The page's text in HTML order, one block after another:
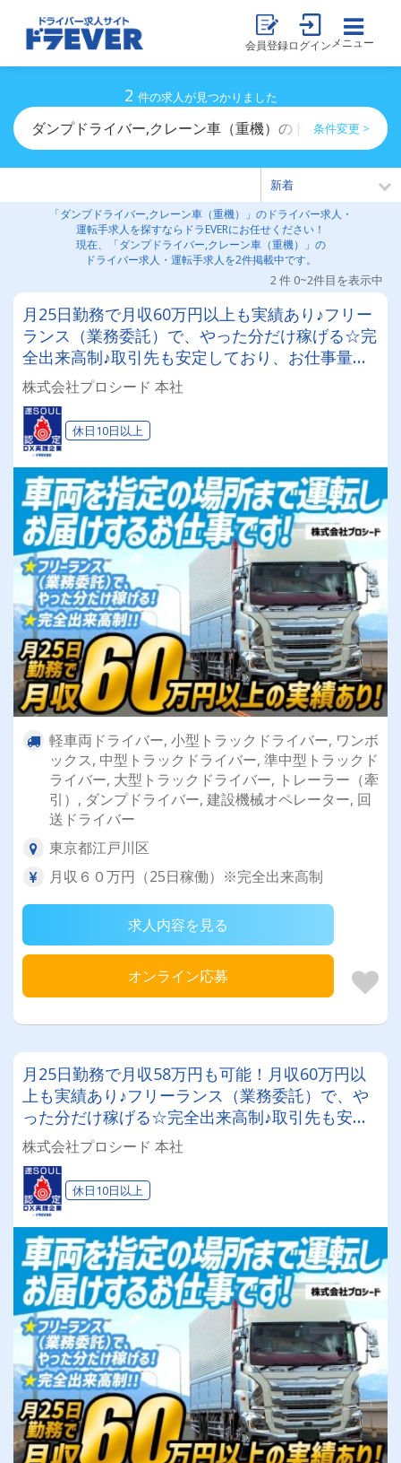
会員登録ログイン メニュー
2 件の求人が見つかりました
ダンプドライバー,クレーン車（重機）のドライバー求人
条件変更 >
「ダンプドライバー,クレーン車（重機）」のドライバー求人・
運転手求人を探すならドラEVERにお任せください！
現在、「ダンプドライバー,クレーン車（重機）」の
ドライバー求人・運転手求人を2件掲載中です。
2 件 0~2件目を表示中
月25日勤務で月収60万円以上も実績あり♪フリー
ランス（業務委託）で、やった分だけ稼げる☆完
全出来高制♪取引先も安定しており、お仕事量も
豊富！建築系車輌の自走回送(陸送)/軽貨物ドライ
バー（パワーゲート付）
株式会社プロシード 本社
休日10日以上
軽車両ドライバー, 小型トラックドライバー, ワンボ
ックス, 中型トラックドライバー, 準中型トラックド
ライバー, 大型トラックドライバー, トレーラー（牽
引）, ダンプドライバー, 建設機械オペレーター, 回
送ドライバー
東京都江戸川区
月収６０万円（25日稼働）※完全出来高制
求人内容を見る
オンライン応募
月25日勤務で月収58万円も可能！月収60万円以
上も実績あり♪フリーランス（業務委託）で、や
った分だけ稼げる☆完全出来高制♪取引先も安定
しており、お仕事量も豊富！建築系車輌の自走回
送(陸送)/軽貨物ドライバー（パワーゲート付）
株式会社プロシード 本社
休日10日以上